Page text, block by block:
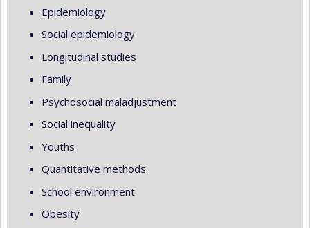
Epidemiology
Social epidemiology
Longitudinal studies
Family
Psychosocial maladjustment
Social inequality
Youths
Quantitative methods
School environment
Obesity